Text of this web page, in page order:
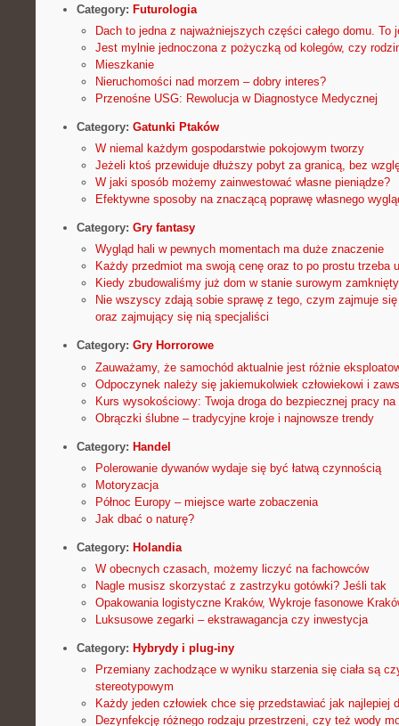
Category: Futurologia
Dach to jedna z najważniejszych części całego domu. To
Jest mylnie jednoczona z pożyczką od kolegów, czy
Mieszkanie
Nieruchomości nad morzem – dobry interes?
Przenośne USG: Rewolucja w Diagnostyce Medycznej
Category: Gatunki Ptaków
W niemal każdym gospodarstwie pokojowym tworzy
Jeżeli ktoś przewiduje dłuższy pobyt za granicą, bez
W jaki sposób możemy zainwestować własne pieniądze?
Efektywne sposoby na znaczącą poprawę własnego
Category: Gry fantasy
Wygląd hali w pewnych momentach ma duże znaczenie
Każdy przedmiot ma swoją cenę oraz to po prostu trzeba
Kiedy zbudowaliśmy już dom w stanie surowym
Nie wszyscy zdają sobie sprawę z tego, czym zajmuje
oraz zajmujący się nią specjaliści
Category: Gry Horrorowe
Zauważamy, że samochód aktualnie jest różnie
Odpoczynek należy się jakiemukolwiek człowiekowi i
Kurs wysokościowy: Twoja droga do bezpiecznej pracy
Obrączki ślubne – tradycyjne kroje i najnowsze trendy
Category: Handel
Polerowanie dywanów wydaje się być łatwą czynnością
Motoryzacja
Północ Europy – miejsce warte zobaczenia
Jak dbać o naturę?
Category: Holandia
W obecnych czasach, możemy liczyć na fachowców
Nagle musisz skorzystać z zastrzyku gotówki? Jeśli tak
Opakowania logistyczne Kraków, Wykroje fasonowe
Luksusowe zegarki – ekstrawagancja czy inwestycja
Category: Hybrydy i plug-iny
Przemiany zachodzące w wyniku starzenia się ciała są
stereotypowym
Każdy jeden człowiek chce się przedstawiać jak najlepiej
Dezynfekcję różnego rodzaju przestrzeni, czy też wody